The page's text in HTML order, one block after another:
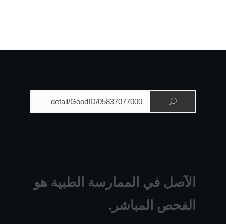
الآصل في الممارسة الطبية هو
الفحص المباشر.